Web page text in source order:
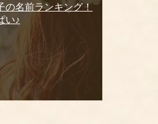
の名前ランキング！
い♪